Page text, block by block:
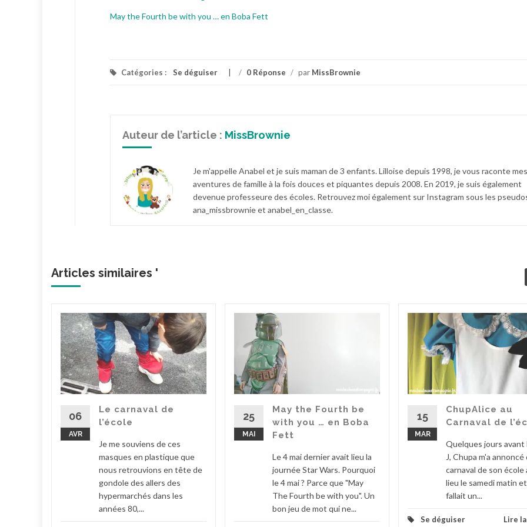
May the Fourth be with you … en Boba Fett
Catégories : Se déguiser / 0 Réponse / par MissBrownie
Auteur de l’article : MissBrownie
Je m'appelle Anabel et je suis maman de 3 enfants. Lilloise depuis 1998, je vous raconte mes
aventures de famille à la fois douces et piquantes depuis 2008. En 2019, je suis également
devenue professeure des écoles. Retrouvez moi également sur Instagram sous les
ana_missbrownie et anabel_en_classe.
Articles similaires '
06
AVR
Le carnaval de
l’école
Je me souviens de ces
masques en plastique que
nous retrouvions en tête de
gondole des allers des
hypermarchés dans les
années 80,...
25
MAI
May the Fourth be
with you … en Boba
Fett
Le 4 mai dernier avait lieu la
journée Star Wars. Pourquoi
le 4 mai ? Parce que "May
The Fourth be with you". Un
bon jeu de mot qui ne...
15
MAR
ChupAlice au
Carnaval de
Quelques jours avant
J, Chupa m'a annoncé
carnaval de son école
lieu le samedi matin
fallait un...
Se déguiser Lire